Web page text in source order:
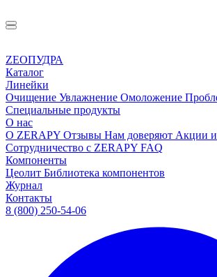
ZEOПУДРА
Каталог
Линейки
Очищение Увлажнение Омоложение
Специальные продукты
О нас
О ZERAPY Отзывы Нам доверяют Акции
Сотрудничество с ZERAPY FAQ
Компоненты
Цеолит Библиотека компонентов
Журнал
Контакты
8 (800) 250-54-06